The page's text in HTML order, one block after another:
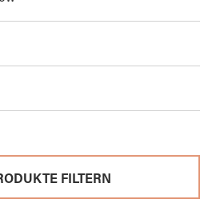
FILTERN